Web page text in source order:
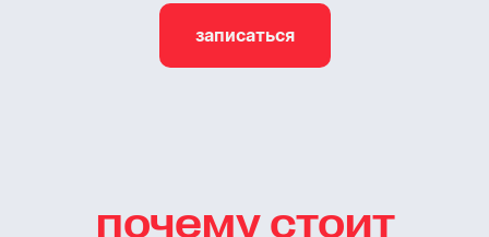
записаться
почему стоит